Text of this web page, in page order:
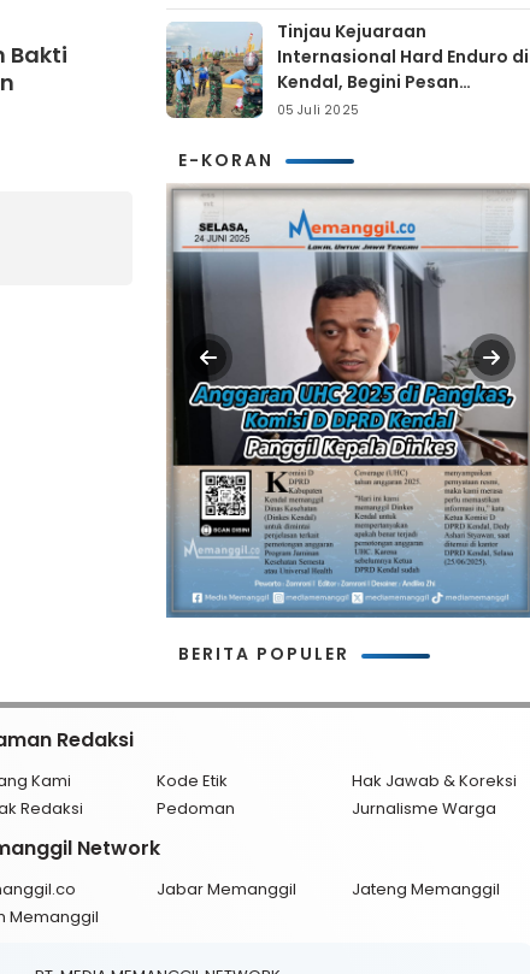
Bakti
Tinjau Kejuaraan
Internasional Hard Enduro di
Kendal, Begini Pesan
Laksamana Pertama TNI AL
05 Juli 2025
E-KORAN
BERITA POPULER
Redaksi
Kami Kode Etik
Hak Jawab & Koreksi
Redaksi
Pedoman Jurnalisme Warga
Network
Jabar Memanggil
Jateng Memanggil
Memanggil